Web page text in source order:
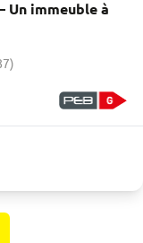
immeuble à
)